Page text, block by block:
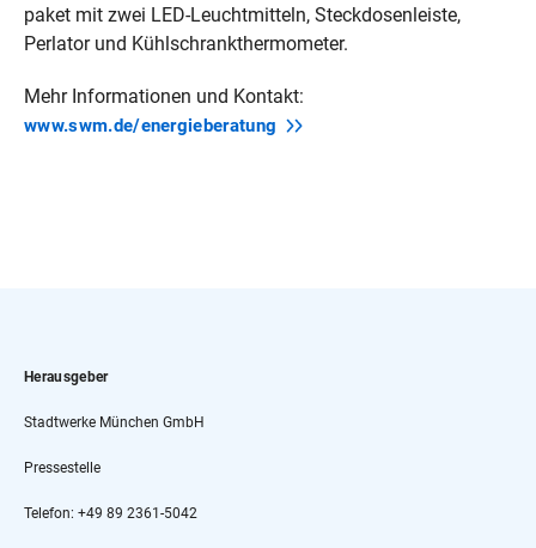
paket mit zwei LED-Leuchtmitteln, Steckdosenleiste,
Perlator und Kühlschrankthermometer.
Mehr Informationen und Kontakt:
www.swm.de/energieberatung
Herausgeber
Stadtwerke München GmbH
Pressestelle
Telefon: +49 89 2361-5042